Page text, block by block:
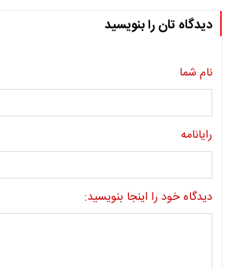
دیدگاه تان را بنویسید
نام شما
رایانامه
دیدگاه خود را اینجا بنویسید: